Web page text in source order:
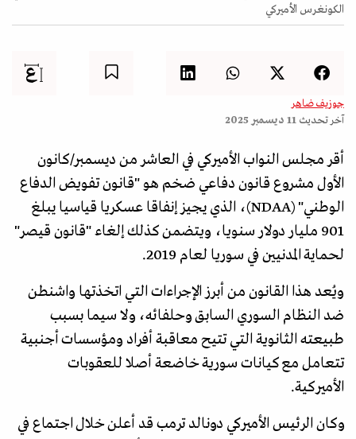
الكونغرس الأميركي
جوزيف ضاهر
آخر تحديث 11 ديسمبر 2025
أقر مجلس النواب الأميركي في العاشر من ديسمبر/كانون
الأول مشروع قانون دفاعي ضخم هو "قانون تفويض الدفاع
الوطني" (NDAA)، الذي يجيز إنفاقا عسكريا قياسيا يبلغ
901 مليار دولار سنويا، ويتضمن كذلك إلغاء "قانون قيصر"
لحماية المدنيين في سوريا لعام 2019.
ويُعد هذا القانون من أبرز الإجراءات التي اتخذتها واشنطن
ضد النظام السوري السابق وحلفائه، ولا سيما بسبب
طبيعته الثانوية التي تتيح معاقبة أفراد ومؤسسات أجنبية
تتعامل مع كيانات سورية خاضعة أصلا للعقوبات
الأميركية.
وكان الرئيس الأميركي دونالد ترمب قد أعلن خلال اجتماع في